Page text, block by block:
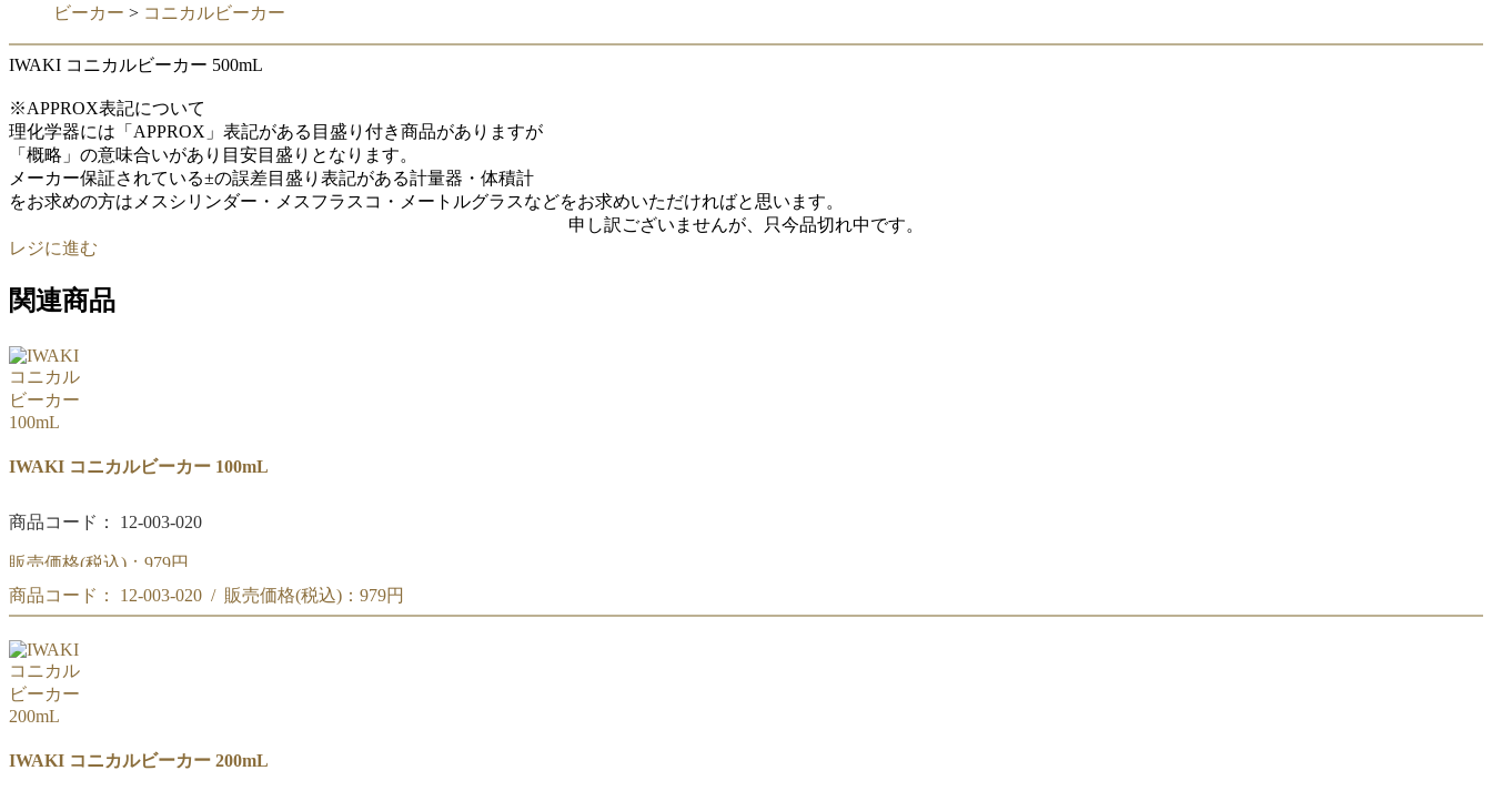
ビーカー > コニカルビーカー
IWAKI コニカルビーカー 500mL
※APPROX表記について
理化学器には「APPROX」表記がある目盛り付き商品がありますが
「概略」の意味合いがあり目安目盛りとなります。
メーカー保証されている±の誤差目盛り表記がある計量器・体積計
をお求めの方はメスシリンダー・メスフラスコ・メートルグラスなどをお求めいただければと思います。
申し訳ございませんが、只今品切れ中です。
レジに進む
関連商品
IWAKI コニカルビーカー 100mL
商品コード： 12-003-020
販売価格(税込)： 979円
IWAKI コニカルビーカー 100mL
商品コード： 12-003-020 / 販売価格(税込)： 979円
IWAKI コニカルビーカー 100mL
IWAKI コニカルビーカー 200mL